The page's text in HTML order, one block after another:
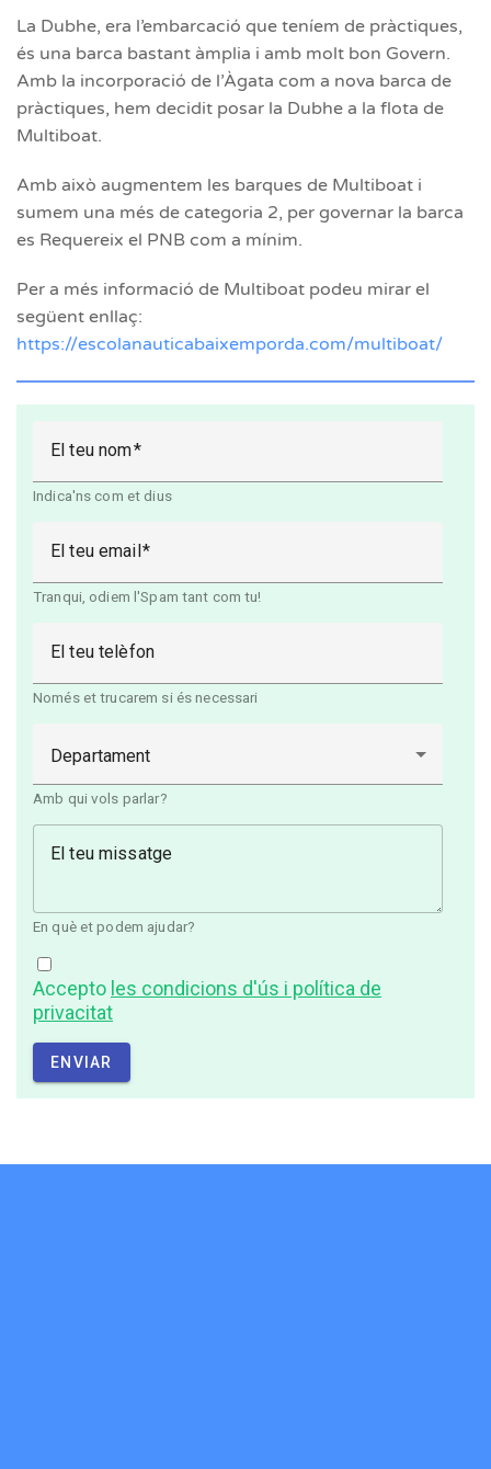
La Dubhe, era l’embarcació que teníem de pràctiques,
és una barca bastant àmplia i amb molt bon Govern.
Amb la incorporació de l’Àgata com a nova barca de
pràctiques, hem decidit posar la Dubhe a la flota de
Multiboat.
Amb això augmentem les barques de Multiboat i
sumem una més de categoria 2, per governar la barca
es Requereix el PNB com a mínim.
Per a més informació de Multiboat podeu mirar el
següent enllaç:
https://escolanauticabaixemporda.com/multiboat/
El teu nom
Indica'ns com et dius
El teu email
Tranqui, odiem l'Spam tant com tu!
El teu telèfon
Només et trucarem si és necessari
Departament
Amb qui vols parlar?
El teu missatge
En què et podem ajudar?
Accepto les condicions d'ús i política de
privacitat
ENVIAR